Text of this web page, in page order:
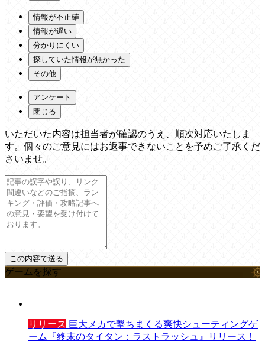
情報が不正確
情報が遅い
分かりにくい
探していた情報が無かった
その他
アンケート
閉じる
いただいた内容は担当者が確認のうえ、順次対応いたしま
す。個々のご意見にはお返事できないことを予めご了承くだ
さいませ。
ゲームを探す
リリース 巨大メカで撃ちまくる爽快シューティングゲ
ーム『終末のタイタン：ラストラッシュ』リリース！